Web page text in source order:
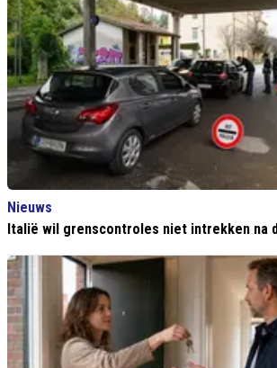
Nieuws
Italië wil grenscontroles niet intrekken na